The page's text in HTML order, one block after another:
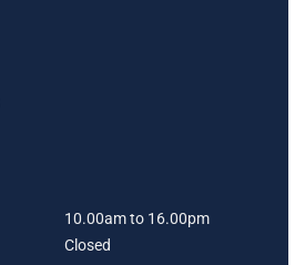
10.00am to 16.00pm
Closed